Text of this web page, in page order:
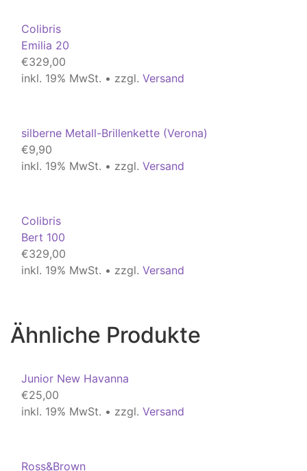
Colibris
Emilia 20
€329,00
inkl. 19% MwSt. • zzgl. Versand
silberne Metall-Brillenkette (Verona)
€9,90
inkl. 19% MwSt. • zzgl. Versand
Colibris
Bert 100
€329,00
inkl. 19% MwSt. • zzgl. Versand
Ähnliche Produkte
Junior New Havanna
€25,00
inkl. 19% MwSt. • zzgl. Versand
Ross&Brown